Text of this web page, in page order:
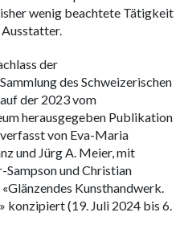
wenig beachtete Tätigkeit
Ausstatter.
der
des Schweizerischen
der 2023 vom
herausgegeben Publikation
von Eva-Maria
und Jürg A. Meier, mit
und Christian
Kunsthandwerk.
konzipiert (19. Juli 2024 bis 6.